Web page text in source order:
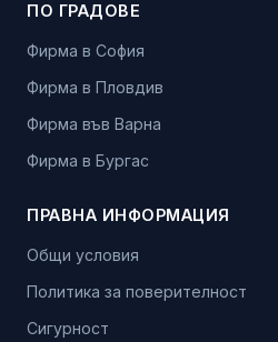
ПО ГРАДОВЕ
Фирма в София
Фирма в Пловдив
Фирма във Варна
Фирма в Бургас
ПРАВНА ИНФОРМАЦИЯ
Общи условия
Политика за поверителност
Сигурност